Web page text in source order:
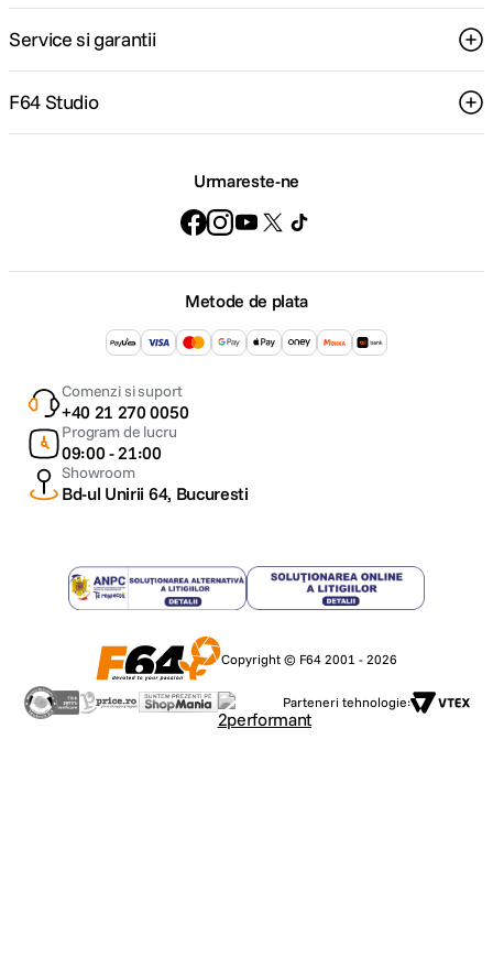
Service si garantii
F64 Studio
Urmareste-ne
Metode de plata
Comenzi si suport
+40 21 270 0050
Program de lucru
09:00 - 21:00
Showroom
Bd-ul Unirii 64, Bucuresti
Copyright © F64 2001 - 2026
Parteneri tehnologie: